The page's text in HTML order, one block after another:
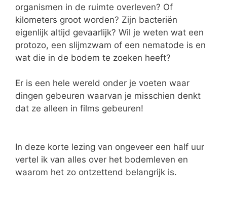
organismen in de ruimte overleven? Of
kilometers groot worden? Zijn bacteriën
eigenlijk altijd gevaarlijk? Wil je weten wat een
protozo, een slijmzwam of een nematode is en
wat die in de bodem te zoeken heeft?
Er is een hele wereld onder je voeten waar
dingen gebeuren waarvan je misschien denkt
dat ze alleen in films gebeuren!
In deze korte lezing van ongeveer een half uur
vertel ik van alles over het bodemleven en
waarom het zo ontzettend belangrijk is.